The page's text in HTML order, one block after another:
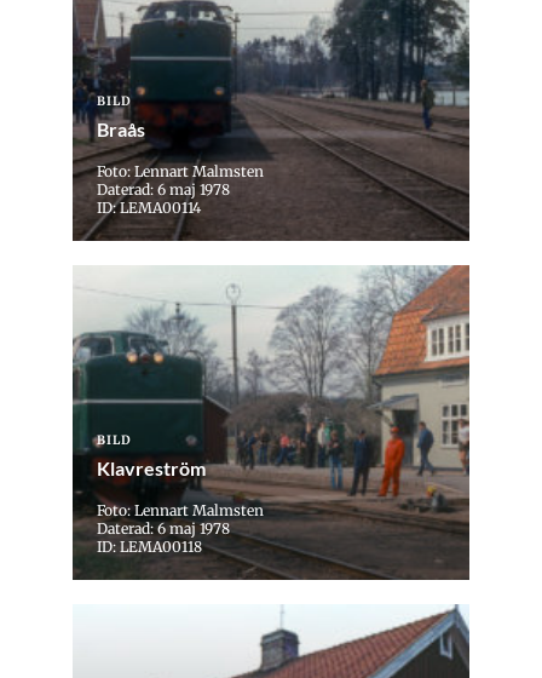
BILD
Braås
Foto: Lennart Malmsten
Daterad: 6 maj 1978
ID: LEMA00114
BILD
Klavreström
Foto: Lennart Malmsten
Daterad: 6 maj 1978
ID: LEMA00118